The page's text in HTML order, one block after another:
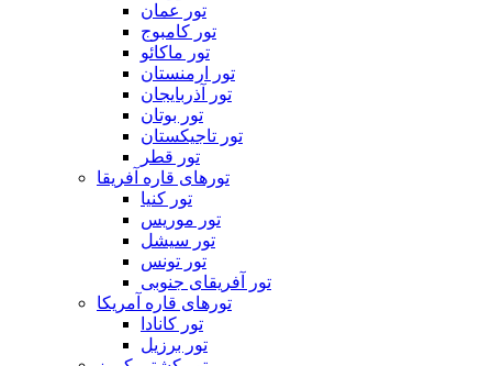
تور عمان
تور کامبوج
تور ماکائو
تور ارمنستان
تور آذربایجان
تور بوتان
تور تاجیکستان
تور قطر
تورهای قاره آفریقا
تور کنیا
تور موریس
تور سیشل
تور تونس
تور آفریقای جنوبی
تورهای قاره آمریکا
تور کانادا
تور برزیل